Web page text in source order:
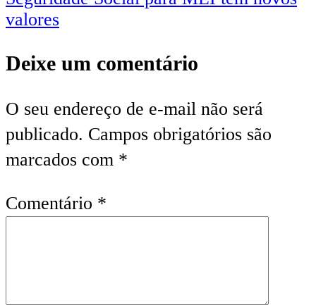
valores
Deixe um comentário
O seu endereço de e-mail não será
publicado. Campos obrigatórios são
marcados com *
Comentário *